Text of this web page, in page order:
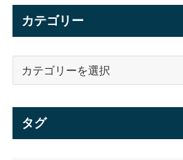
カテゴリー
タグ